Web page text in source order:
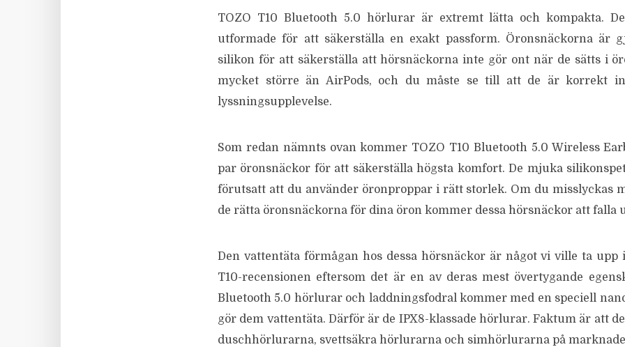
TOZO T10 Bluetooth 5.0 hörlurar är extremt lätta och kompakta.
utformade för att säkerställa en exakt passform. Öronsnäckorna är
silikon för att säkerställa att hörsnäckorna inte gör ont när de sätts i
mycket större än AirPods, och du måste se till att de är korrekt
lyssningsupplevelse.
Som redan nämnts ovan kommer TOZO T10 Bluetooth 5.0 Wireless
par öronsnäckor för att säkerställa högsta komfort. De mjuka
förutsatt att du använder öronproppar i rätt storlek. Om du misslyckas
de rätta öronsnäckorna för dina öron kommer dessa hörsnäckor att falla
Den vattentäta förmågan hos dessa hörsnäckor är något vi ville ta upp
T10-recensionen eftersom det är en av deras mest övertygande
Bluetooth 5.0 hörlurar och laddningsfodral kommer med en speciell
gör dem vattentäta. Därför är de IPX8-klassade hörlurar. Faktum är att
duschhörlurarna, svettsäkra hörlurarna och simhörlurarna på